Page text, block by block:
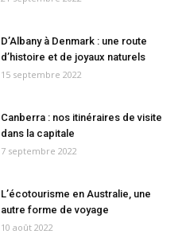
D’Albany à Denmark : une route
d’histoire et de joyaux naturels
15 septembre 2022
Canberra : nos itinéraires de visite
dans la capitale
7 septembre 2022
L’écotourisme en Australie, une
autre forme de voyage
10 août 2022